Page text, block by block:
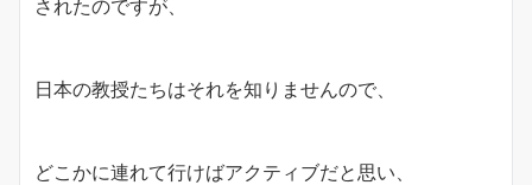
されたのですが、
日本の教授たちはそれを知りませんので、
どこかに連れて行けばアクティブだと思い、